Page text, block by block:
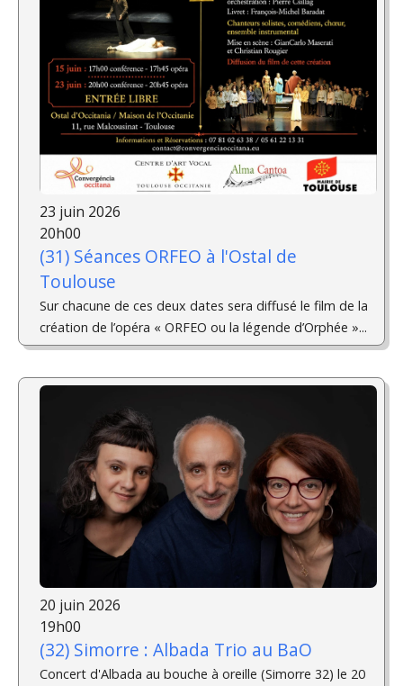
23 juin 2026
20h00
(31) Séances ORFEO à l'Ostal de
Toulouse
Sur chacune de ces deux dates sera diffusé le film de la
création de l’opéra « ORFEO ou la légende d’Orphée »...
20 juin 2026
19h00
(32) Simorre : Albada Trio au BaO
Concert d'Albada au bouche à oreille (Simorre 32) le 20